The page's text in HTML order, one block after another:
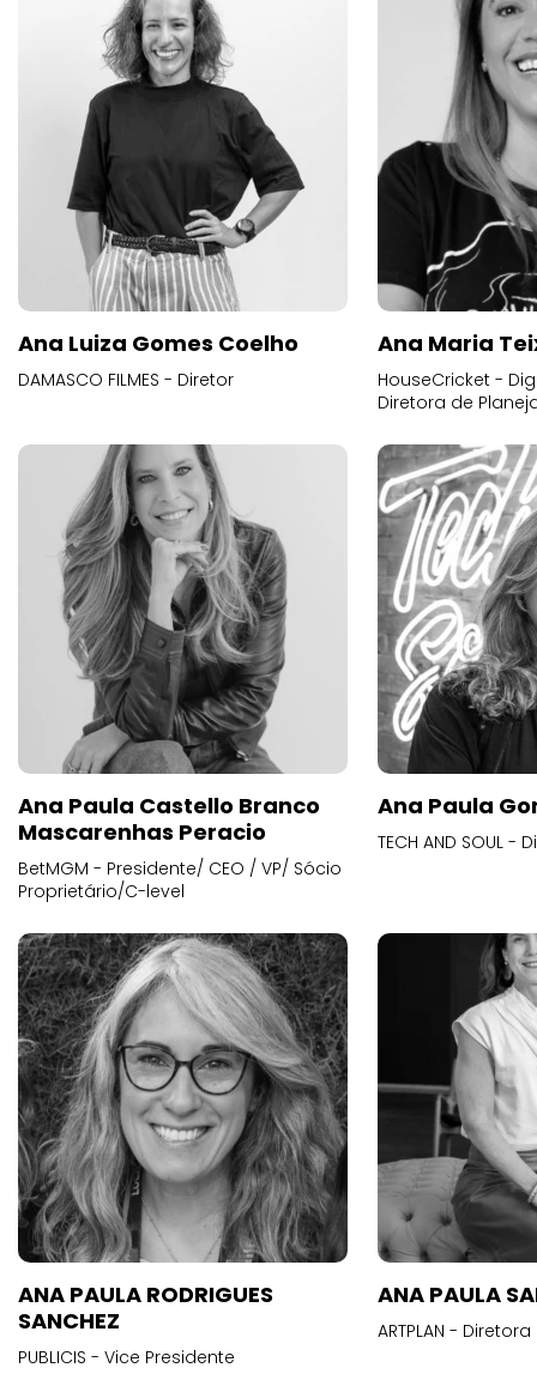
Ana Luiza Gomes Coelho
DAMASCO FILMES - Diretor
Ana Maria
HouseCricket -
Diretora de
Ana Paula Castello Branco
Mascarenhas Peracio
BetMGM - Presidente/ CEO / VP/ Sócio
Proprietário/C-level
Ana Paula
TECH AND SOUL
ANA PAULA RODRIGUES
SANCHEZ
PUBLICIS - Vice Presidente
ANA PAULA
ARTPLAN -